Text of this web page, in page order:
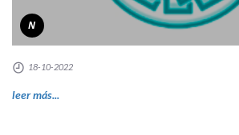
N
18-10-2022
leer más...